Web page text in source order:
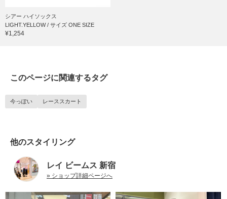
シアー ハイソックス
LIGHT.YELLOW / サイズ ONE SIZE
¥1,254
このページに関連するタグ
今っぽい レーススカート
他のスタイリング
レイ ビームス 新宿
» ショップ詳細ページへ